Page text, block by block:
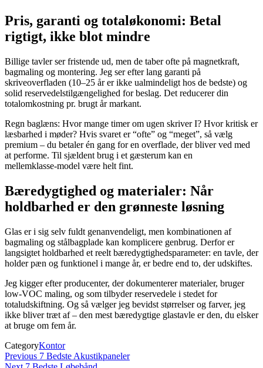
Pris, garanti og totaløkonomi: Betal
rigtigt, ikke blot mindre
Billige tavler ser fristende ud, men de taber ofte på magnetkraft,
bagmaling og montering. Jeg ser efter lang garanti på
skriveoverfladen (10–25 år er ikke ualmindeligt hos de bedste) og
solid reservedelstilgængelighed for beslag. Det reducerer din
totalomkostning pr. brugt år markant.
Regn baglæns: Hvor mange timer om ugen skriver I? Hvor kritisk er
læsbarhed i møder? Hvis svaret er “ofte” og “meget”, så vælg
premium – du betaler én gang for en overflade, der bliver ved med
at performe. Til sjældent brug i et gæsterum kan en
mellemklasse‑model være helt fint.
Bæredygtighed og materialer: Når
holdbarhed er den grønneste løsning
Glas er i sig selv fuldt genanvendeligt, men kombinationen af
bagmaling og stålbagplade kan komplicere genbrug. Derfor er
langsigtet holdbarhed et reelt bæredygtighedsparameter: en tavle, der
holder pæn og funktionel i mange år, er bedre end to, der udskiftes.
Jeg kigger efter producenter, der dokumenterer materialer, bruger
low‑VOC maling, og som tilbyder reservedele i stedet for
totaludskiftning. Og så vælger jeg bevidst størrelser og farver, jeg
ikke bliver træt af – den mest bæredygtige glastavle er den, du elsker
at bruge om fem år.
CategoryKontor
Indlægsnavigation
Previous
Post
Previous 7 Bedste Akustikpaneler
Next